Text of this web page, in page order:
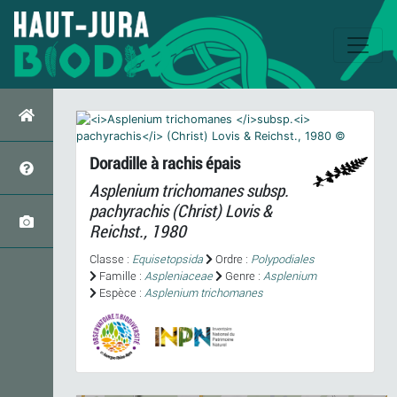
Doradille à rachis épais
Asplenium trichomanessubsp.
pachyrachis(Christ) Lovis &
Reichst., 1980
Classe : Equisetopsida Ordre : Polypodiales
Famille : Aspleniaceae Genre : Asplenium
Espèce : Asplenium trichomanes